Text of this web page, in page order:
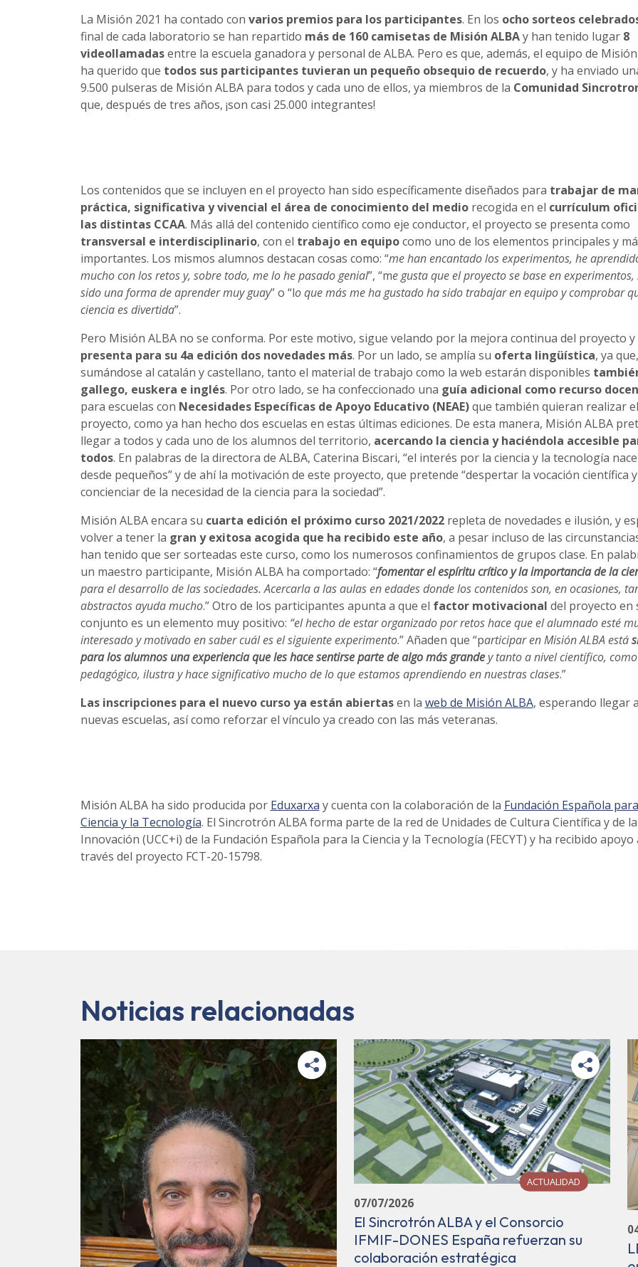
La Misión 2021 ha contado con varios premios para los participantes. En los ocho sorteos
final de cada laboratorio se han repartido más de 160 camisetas de Misión ALBAy han tenido lugar 8
videollamadasentre la escuela ganadora y personal de ALBA. Pero es que, además, el equipo de
ha querido que todos sus participantes tuvieran un pequeño obsequio de recuerdo, y ha enviado
9.500 pulseras de Misión ALBA para todos y cada uno de ellos, ya miembros de la Comunidad
que, después de tres años, ¡son casi 25.000 integrantes!
Los contenidos que se incluyen en el proyecto han sido específicamente diseñados para trabajar de
práctica, significativa y vivencial el área de conocimiento del mediorecogida en el currículum
las distintas CCAA. Más allá del contenido científico como eje conductor, el proyecto se presenta como
transversal e interdisciplinario, con el trabajo en equipocomo uno de los elementos principales y
importantes. Los mismos alumnos destacan cosas como: “me han encantado los experimentos, he
mucho con los retos y, sobre todo, me lo he pasado genial”, “me gusta que el proyecto se base en experimentos,
sido una forma de aprender muy guay” o “lo que más me ha gustado ha sido trabajar en equipo y comprobar
ciencia es divertida”.
Pero Misión ALBA no se conforma. Por este motivo, sigue velando por la mejora continua del proyecto y
presenta para su 4a edición dos novedades más. Por un lado, se amplía su oferta lingüística, ya que,
sumándose al catalán y castellano, tanto el material de trabajo como la web estarán disponibles
gallego, euskera e inglés. Por otro lado, se ha confeccionado una guía adicional como recurso
para escuelas con Necesidades Específicas de Apoyo Educativo (NEAE)que también quieran realizar el
proyecto, como ya han hecho dos escuelas en estas últimas ediciones. De esta manera, Misión ALBA
llegar a todos y cada uno de los alumnos del territorio, acercando la ciencia y haciéndola accesible
todos. En palabras de la directora de ALBA, Caterina Biscari, “el interés por la ciencia y la tecnología
desde pequeños” y de ahí la motivación de este proyecto, que pretende “despertar la vocación científica y
concienciar de la necesidad de la ciencia para la sociedad”.
Misión ALBA encara su cuarta edición el próximo curso 2021/2022repleta de novedades e ilusión, y
volver a tener la gran y exitosa acogida que ha recibido este año, a pesar incluso de las
han tenido que ser sorteadas este curso, como los numerosos confinamientos de grupos clase. En
un maestro participante, Misión ALBA ha comportado: “fomentar el espíritu crítico y la importancia de la
para el desarrollo de las sociedades. Acercarla a las aulas en edades donde los contenidos son, en ocasiones,
abstractos ayuda mucho.” Otro de los participantes apunta a que el factor motivacional del proyecto en
conjunto es un elemento muy positivo: “el hecho de estar organizado por retos hace que el alumnado esté
interesado y motivado en saber cuál es el siguiente experimento.” Añaden que “participar en Misión ALBA está
para los alumnos una experiencia que les hace sentirse parte de algo más grandey tanto a nivel científico,
pedagógico, ilustra y hace significativo mucho de lo que estamos aprendiendo en nuestras clases.”
Las inscripciones para el nuevo curso ya están abiertasen la web de Misión ALBA, esperando llegar a
nuevas escuelas, así como reforzar el vínculo ya creado con las más veteranas.
Misión ALBA ha sido producida por Eduxarxa y cuenta con la colaboración de la Fundación Española
Ciencia y la Tecnología. El Sincrotrón ALBA forma parte de la red de Unidades de Cultura Científica y de la
Innovación (UCC+i) de la Fundación Española para la Ciencia y la Tecnología (FECYT) y ha recibido apoyo
través del proyecto FCT-20-15798.
Noticias relacionadas
ACTUALIDAD
07/07/2026
El Sincrotrón ALBA y el Consorcio
IFMIF-DONES España refuerzan su
colaboración estratégica